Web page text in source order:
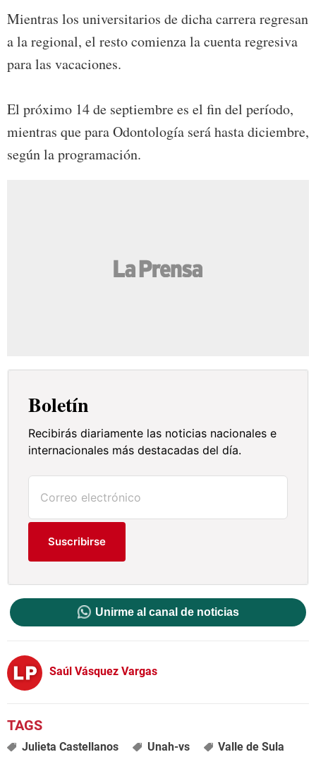
Mientras los universitarios de dicha carrera regresan
a la regional, el resto comienza la cuenta regresiva
para las vacaciones.
El próximo 14 de septiembre es el fin del período,
mientras que para Odontología será hasta diciembre,
según la programación.
Boletín
Recibirás diariamente las noticias nacionales e
internacionales más destacadas del día.
Suscribirse
Unirme al canal de noticias
Saúl Vásquez Vargas
Julieta Castellanos Unah-vs Valle de Sula